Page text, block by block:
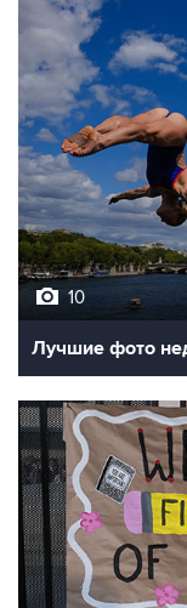
10
Лучшие фото